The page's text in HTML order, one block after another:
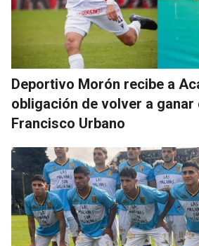
Deportivo Morón recibe a
obligación de volver a ganar
Francisco Urbano